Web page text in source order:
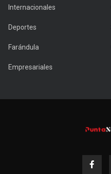
Internacionales
Deportes
Farándula
Empresariales